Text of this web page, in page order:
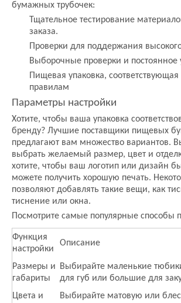
бумажных трубочек:
Тщательное тестирование
заказа.
Проверки для поддержания
Выборочные проверки и постоянное
Пищевая упаковка,
правилам
Параметры настройки
Хотите, чтобы ваша упаковка
бренду? Лучшие поставщики пищевых
предлагают вам множество вариантов.
выбрать желаемый размер, цвет и
хотите, чтобы ваш логотип или дизайн
можете получить хорошую печать.
позволяют добавлять такие вещи, как
тиснение или окна.
Посмотрите самые популярные способы
Функция
настройки
Описание
Размеры и
габариты
Выбирайте маленькие
для губ или большие для
Цвета и
Выбирайте матовую или